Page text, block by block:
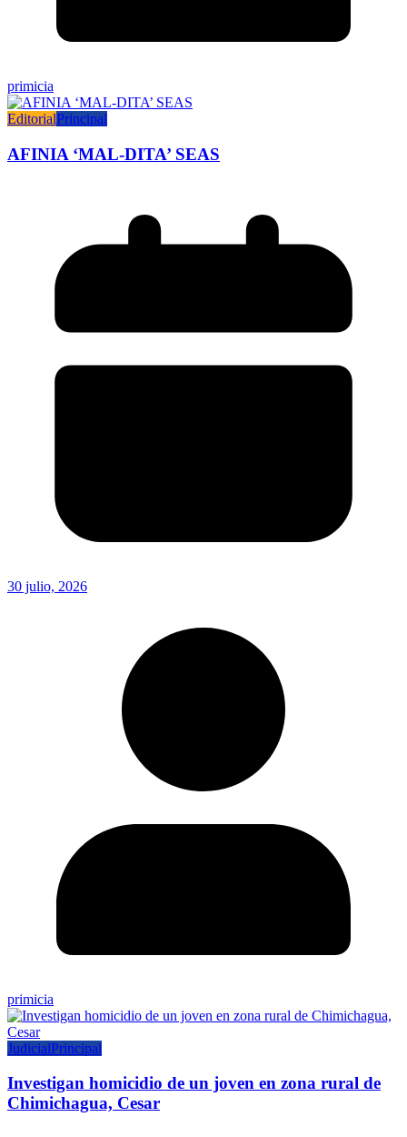
primicia
EditorialPrincipal
AFINIA ‘MAL-DITA’ SEAS
30 julio, 2026
primicia
JudicialPrincipal
Investigan homicidio de un joven en zona rural de
Chimichagua, Cesar